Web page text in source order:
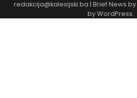
redakcija@kalesijski.ba | Brief News by
byWordPress.